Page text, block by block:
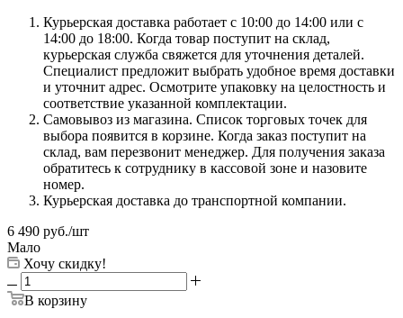
Курьерская доставка работает с 10:00 до 14:00 или с
14:00 до 18:00. Когда товар поступит на склад,
курьерская служба свяжется для уточнения деталей.
Специалист предложит выбрать удобное время доставки
и уточнит адрес. Осмотрите упаковку на целостность и
соответствие указанной комплектации.
Самовывоз из магазина. Список торговых точек для
выбора появится в корзине. Когда заказ поступит на
склад, вам перезвонит менеджер. Для получения заказа
обратитесь к сотруднику в кассовой зоне и назовите
номер.
Курьерская доставка до транспортной компании.
6 490 руб./шт
Мало
Хочу скидку!
В корзину